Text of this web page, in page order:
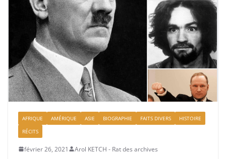
AFRIQUE AMÉRIQUE ASIE BIOGRAPHIE FAITS DIVERS
HISTOIRE
RÉCITS
février 26, 2021 Arol KETCH - Rat des archives